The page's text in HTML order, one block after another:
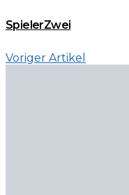
SpielerZwei
Voriger Artikel